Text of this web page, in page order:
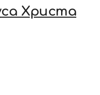
Христа